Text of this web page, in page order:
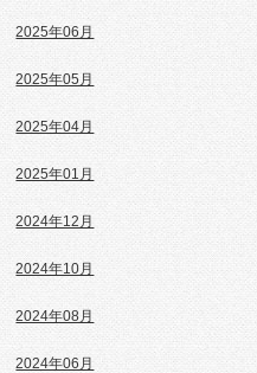
2025年06月
2025年05月
2025年04月
2025年01月
2024年12月
2024年10月
2024年08月
2024年06月